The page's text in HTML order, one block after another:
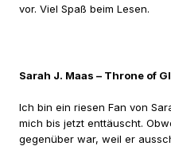
vor. Viel Spaß beim Lesen.
Sarah J. Maas – Throne of
Ich bin ein riesen Fan von
mich bis jetzt enttäuscht.
gegenüber war, weil er